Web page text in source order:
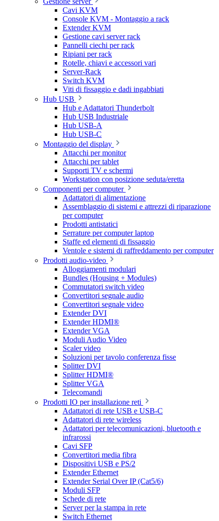
Cavi KVM
Console KVM - Montaggio a rack
Extender KVM
Gestione cavi server rack
Pannelli ciechi per rack
Ripiani per rack
Rotelle, chiavi e accessori vari
Server-Rack
Switch KVM
Viti di fissaggio e dadi ingabbiati
Hub USB
Hub e Adattatori Thunderbolt
Hub USB Industriale
Hub USB-A
Hub USB-C
Montaggio del display
Attacchi per monitor
Attacchi per tablet
Supporti TV e schermi
Workstation con posizione seduta/eretta
Componenti per computer
Adattatori di alimentazione
Assemblaggio di sistemi e attrezzi di riparazione
per computer
Prodotti antistatici
Serrature per computer laptop
Staffe ed elementi di fissaggio
Ventole e sistemi di raffreddamento per computer
Prodotti audio-video
Alloggiamenti modulari
Bundles (Housing + Modules)
Commutatori switch video
Convertitori segnale audio
Convertitori segnale video
Extender DVI
Extender HDMI®
Extender VGA
Moduli Audio Video
Scaler video
Soluzioni per tavolo conferenza fisse
Splitter DVI
Splitter HDMI®
Splitter VGA
Telecomandi
Prodotti IO per installazione reti
Adattatori di rete USB e USB-C
Adattatori di rete wireless
Adattatori per telecomunicazioni, bluetooth e
infrarossi
Cavi SFP
Convertitori media fibra
Dispositivi USB e PS/2
Extender Ethernet
Extender Serial Over IP (Cat5/6)
Moduli SFP
Schede di rete
Server per la stampa in rete
Switch Ethernet